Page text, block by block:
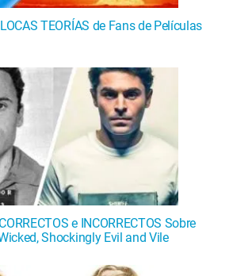
TEORÍAS de Fans de Películas
e INCORRECTOS Sobre
Shockingly Evil and Vile